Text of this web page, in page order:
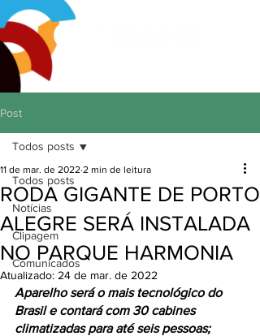
Post
Todos posts
Notícias
Clipagem
Comunicados
Todos posts
RODA GIGANTE DE PORTO
ALEGRE SERÁ INSTALADA
NO PARQUE HARMONIA
11 de mar. de 2022 2 min de leitura
Atualizado: 24 de mar. de 2022
Aparelho será o mais tecnológico do
Brasil e contará com 30 cabines
climatizadas para até seis pessoas;